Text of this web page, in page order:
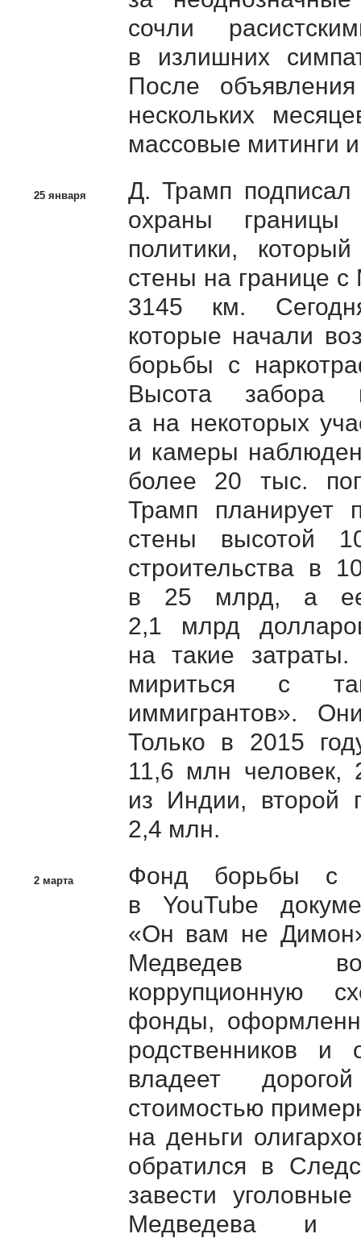
сочли
в излишних
После
нескольких
массовые митинги
25 января
Д. Трамп
охраны границы
политики,
стены на границе
3145 км.
которые начали
борьбы с
Высота забора
а на некоторых
и камеры
более 20 тыс.
Трамп планирует
стены высотой
строительства в
в 25 млрд, а ее
2,1 млрд
на такие
мириться с
иммигрантов».
Только в 2015
11,6 млн человек,
из Индии,
2,4 млн.
2 марта
Фонд борьбы с
в YouTube
«Он вам не
Медведев
коррупционную
фонды,
родственников и
владеет
стоимостью
на деньги
обратился в
завести
Медведева и